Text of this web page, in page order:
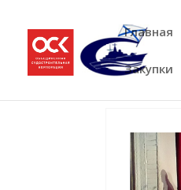
Главная
Закупки